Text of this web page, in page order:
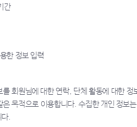
간
한 정보 입력
회원님에 대한 연락, 단체 활동에 대한
목적으로 이용합니다. 수집한 개인 정보
.